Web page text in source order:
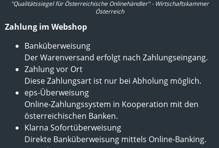
"Qualitätssiegel für Österreichische Onlinehändler" - Wirtschaftskammer
Österreich
Zahlung im Webshop
Banküberweisung
Der Warenversand erfolgt nach Zahlungseingang.
Zahlung vor Ort
Diese Zahlungsart ist nur bei Abholung möglich.
eps-Überweisung
Online-Zahlungssystem in Kooperation mit den
österreichischen Banken.
Klarna Sofortüberweisung
Direkte Banküberweisung mittels Online-Banking.